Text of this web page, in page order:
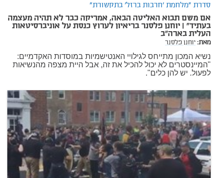
סדרת "מלחמת 'חרבות ברזל' בתקשורת"
אם משם תבוא האליטה הבאה, אמריקה כבר לא תהיה מעצמה
בעתיד" | יוחנן פלסנר בריאיון לערוץ כנסת על אוניברסיטאות
העלית בארה"ב
מאת:יוחנן פלסנר
נשיא המכון מתייחס לגילויי האנטישמיות במוסדות האקדמיים:
"המיינסטרים לא יכול להכיל את זה, אבל היית מצפה מהנשיאות
לפעול. יש להן כלים".